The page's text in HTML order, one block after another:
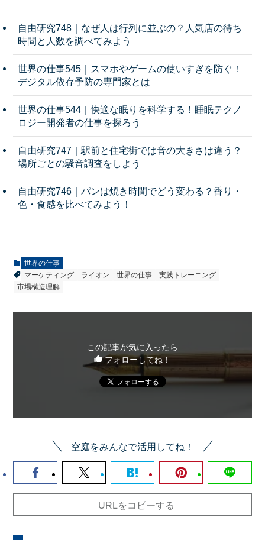
自由研究748｜なぜ人は行列に並ぶの？人気店の待ち
時間と人数を調べてみよう
世界の仕事545｜スマホやゲームの使いすぎを防ぐ！
デジタル依存予防の専門家とは
世界の仕事544｜快適な眠りを科学する！睡眠テクノ
ロジー開発者の仕事を探ろう
自由研究747｜駅前と住宅街では音の大きさは違う？
場所ごとの騒音調査をしよう
自由研究746｜パンは焼き時間でどう変わる？香り・
色・食感を比べてみよう！
世界の仕事
マーケティング
ライオン 世界の仕事
実践トレーニング
市場構造理解
この記事が気に入ったら
フォローしてね！
空庭をみんなで活用してね！
URLをコピーする